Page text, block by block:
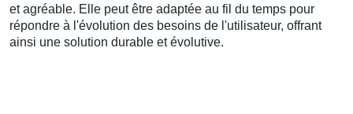
et agréable. Elle peut être adaptée au fil du temps pour
répondre à l'évolution des besoins de l'utilisateur, offrant
ainsi une solution durable et évolutive.